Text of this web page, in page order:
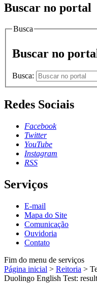
Buscar no portal
Busca
Buscar no
Busca:
Redes Sociais
Facebook
Twitter
YouTube
Instagram
RSS
Serviços
E-mail
Mapa do Site
Comunicação
Ouvidoria
Contato
Fim do menu de serviços
Página inicial > Reitoria >
Duolingo English Test: